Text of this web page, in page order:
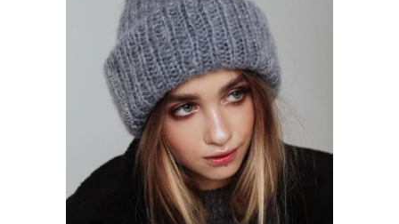
Красивый узор Шапка из толстой
Шапки из толстой Красивые узоры